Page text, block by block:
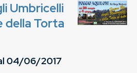
Umbricelli
della Torta
04/06/2017